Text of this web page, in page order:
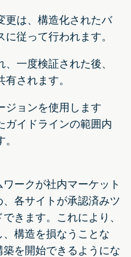
更は、構造化されたバ
従って行われます。
一度検証された後、
されます。
ジョンを使用します
ガイドラインの範囲内
ークが社内マーケット
各サイトが承認済みツ
きます。これにより、
構造を損なうことな
を開始できるようにな